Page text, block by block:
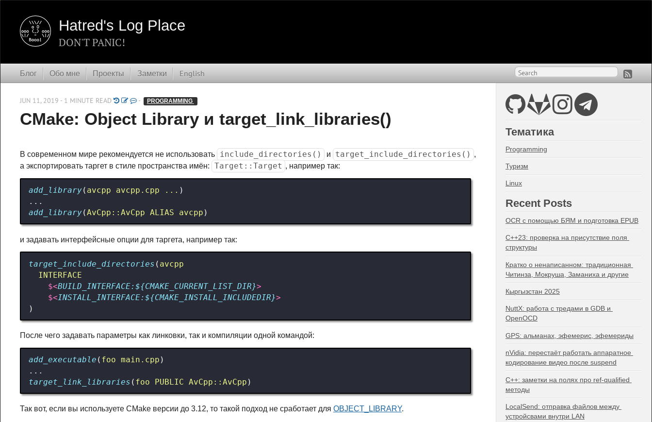
Hatred's Log Place
DON'T PANIC!
Блог Обо мне Проекты Заметки English
JUN 11, 2019 - 1 MINUTE READ - PROGRAMMING
CMake: Object Library и target_link_libraries()
В современном мире рекомендуется не использовать include_directories() и target_include_directories() ,
а экспортировать таргет в стиле пространства имён:
Target::Target , например так:
add_library( avcpp avcpp.cpp ... )
add_library(AvCpp::AvCpp ALIAS avcpp )
и задавать интерфейсные опции для таргета, например так:
target_include_directories ( avcpp
INTERFACE
$<BUILD_INTERFACE:${CMAKE_CURRENT_LIST_DIR}>
$<INSTALL_INTERFACE:${CMAKE_INSTALL_INCLUDEDIR}>
)
После чего задавать параметры как линковки, так и компиляции одной командой:
add_executable ( foo main.cpp )
target_link_libraries ( foo PUBLIC AvCpp::AvCpp )
Так вот, если вы используете CMake версии до 3.12, то такой подход не сработает для OBJECT_LIBRARY.
Тематика
Programming
Туризм
Linux
Recent Posts
OCR с помощью БЯМ и подготовка EPUB
C++23: проверка на присутствие поля
структуры
Кратко о ненаписанном: традиционная
Читинза, Мокруша, Заманиха и другие
Кыргызстан 2025
NuttX: работа с тредами в GDB и
OpenOCD
GPS: альманах, эфемерис, эфемериды
nVidia: перестаёт работать аппаратное
кодирование видео после suspend
C++: заметки на полях про ref-qualified
методы
LocalSend: отправка файлов между
устройсвами внутри LAN